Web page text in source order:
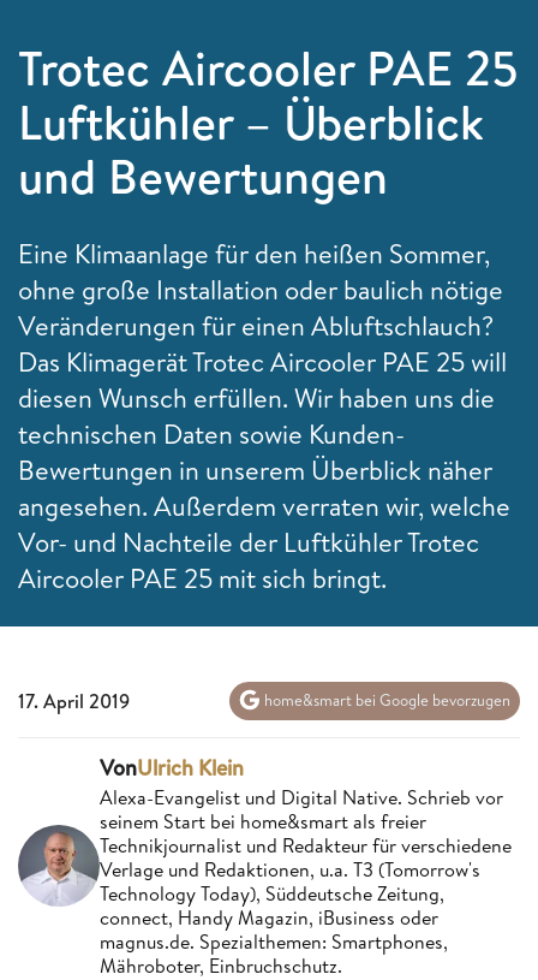
Trotec Aircooler PAE 25
Luftkühler – Überblick
und Bewertungen
Eine Klimaanlage für den heißen Sommer,
ohne große Installation oder baulich nötige
Veränderungen für einen Abluftschlauch?
Das Klimagerät Trotec Aircooler PAE 25 will
diesen Wunsch erfüllen. Wir haben uns die
technischen Daten sowie Kunden-
Bewertungen in unserem Überblick näher
angesehen. Außerdem verraten wir, welche
Vor- und Nachteile der Luftkühler Trotec
Aircooler PAE 25 mit sich bringt.
17. April 2019 home&smart bei Google bevorzugen
VonUlrich Klein
Alexa-Evangelist und Digital Native. Schrieb vor
seinem Start bei home&smart als freier
Technikjournalist und Redakteur für verschiedene
Verlage und Redaktionen, u.a. T3 (Tomorrow's
Technology Today), Süddeutsche Zeitung,
connect, Handy Magazin, iBusiness oder
magnus.de. Spezialthemen: Smartphones,
Mähroboter, Einbruchschutz.